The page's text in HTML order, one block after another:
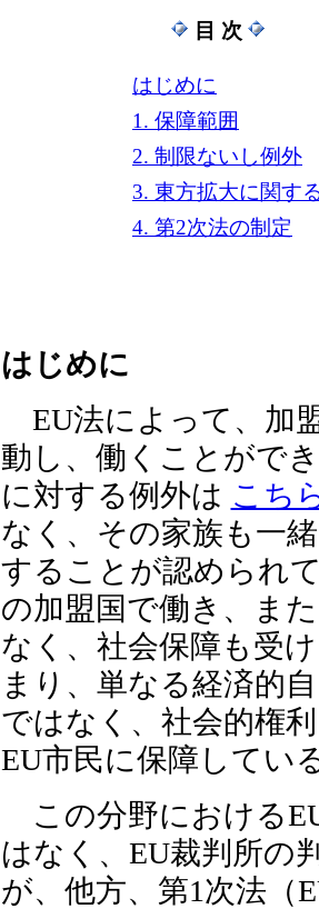
目 次
はじめに
1. 保障範囲
2. 制限ないし例外
3. 東方拡大に関す
4. 第2次法の制定
はじめに
EU法によって、加
動し、働くことがで
に対する例外は こち
なく、その家族も一
することが認められ
の加盟国で働き、ま
なく、社会保障も受
まり、単なる経済的
ではなく、社会的権
EU市民に保障してい
この分野における
はなく、EU裁判所の
が、他方、第1次法（